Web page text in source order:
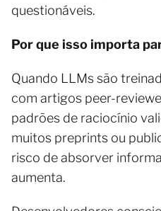
questionáveis.
Por que isso importa
Quando LLMs são
com artigos peer-
padrões de raciocínio
muitos preprints ou
risco de absorver
aumenta.